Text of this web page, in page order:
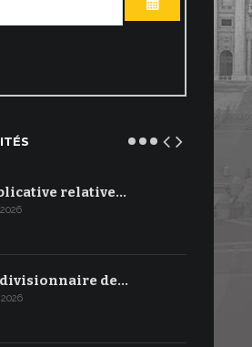
OUVRIR LE
relative…
divisionnaire de…